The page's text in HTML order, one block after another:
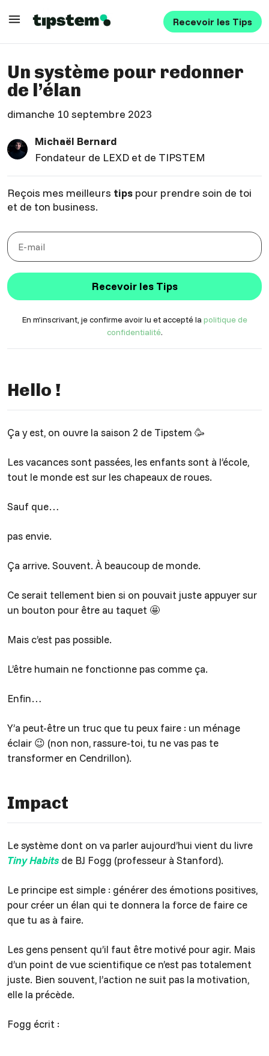
Recevoir les Tips
Un système pour redonner
de l’élan
dimanche 10 septembre 2023
Michaël Bernard
Fondateur de LEXD et de TIPSTEM
Reçois mes meilleurs tips pour prendre soin de toi
et de ton business.
Recevoir les Tips
En m’inscrivant, je confirme avoir lu et accepté la politique de
confidentialité.
Hello !
Ça y est, on ouvre la saison 2 de Tipstem 🥳
Les vacances sont passées, les enfants sont à l’école,
tout le monde est sur les chapeaux de roues.
Sauf que…
pas envie.
Ça arrive. Souvent. À beaucoup de monde.
Ce serait tellement bien si on pouvait juste appuyer sur
un bouton pour être au taquet 🤩
Mais c’est pas possible.
L’être humain ne fonctionne pas comme ça.
Enfin…
Y’a peut-être un truc que tu peux faire : un ménage
éclair 😉 (non non, rassure-toi, tu ne vas pas te
transformer en Cendrillon).
Impact
Le système dont on va parler aujourd’hui vient du livre
Tiny Habits de BJ Fogg (professeur à Stanford).
Le principe est simple : générer des émotions positives,
pour créer un élan qui te donnera la force de faire ce
que tu as à faire.
Les gens pensent qu’il faut être motivé pour agir. Mais
d’un point de vue scientifique ce n’est pas totalement
juste. Bien souvent, l’action ne suit pas la motivation,
elle la précède.
Fogg écrit :